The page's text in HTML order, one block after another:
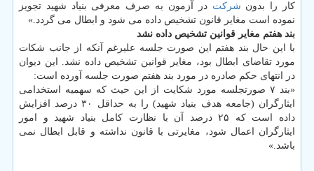
كار را بدون شركت در آزمون به صرف معرفی بنیاد شهید تجویز
نموده است مغایر قانون تشخیص داده می شود و ابطال می گردد.»
بند هفتم مغایر قوانین تشخیص داده نشد
با این حال بند هفتم این صورت جلسه علیرغم آنكه از جانب شكات
مورد تقاضای ابطال بود، مغایر قوانین تشخیص داده نشد. این دیوان
در انتهای حكم صادره در مورد بند هفتم صورت جلسه آورده است:
«بند ۷ صورتجلسه مورد شكایت از این حیث كه سهمیه استخدامی
ایثارگران (جامعه هدف بنیاد شهید) را به حداقل ۳۰ درصد افزایش
داده است كه ۲۵ درصد آن با نظارت كامل بنیاد شهید و امور
ایثارگران اعمال شود، مغایرتی با قانون نداشته و قابل ابطال نمی
باشد.»